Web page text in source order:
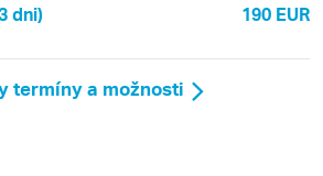
dni) 190 EUR
termíny a možnosti